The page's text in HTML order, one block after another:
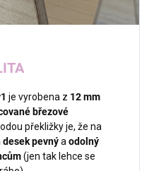
je vyrobena z 12mm
březové
překližky je, že na
desek pevnýaodolný
(jen tak lehce se